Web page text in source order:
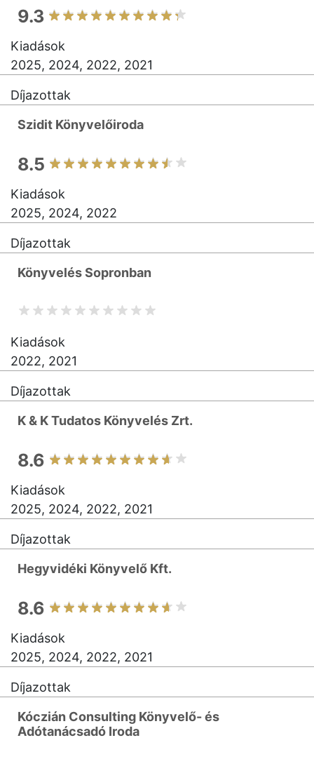
9.3
Kiadások
2025, 2024, 2022, 2021
Díjazottak
Szidit Könyvelőiroda
8.5
Kiadások
2025, 2024, 2022
Díjazottak
Könyvelés Sopronban
Kiadások
2022, 2021
Díjazottak
K & K Tudatos Könyvelés Zrt.
8.6
Kiadások
2025, 2024, 2022, 2021
Díjazottak
Hegyvidéki Könyvelő Kft.
8.6
Kiadások
2025, 2024, 2022, 2021
Díjazottak
Kóczián Consulting Könyvelő- és
Adótanácsadó Iroda